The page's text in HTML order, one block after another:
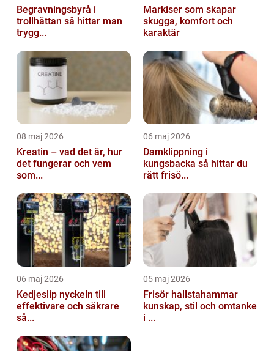
Begravningsbyrå i
trollhättan så hittar man
trygg...
Markiser som skapar
skugga, komfort och
karaktär
08 maj 2026
Kreatin – vad det är, hur
det fungerar och vem
som...
06 maj 2026
Damklippning i
kungsbacka så hittar du
rätt frisö...
06 maj 2026
Kedjeslip nyckeln till
effektivare och säkrare
så...
05 maj 2026
Frisör hallstahammar
kunskap, stil och omtanke
i ...